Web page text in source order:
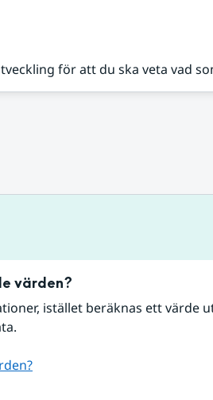
för att du ska veta vad
värden?
istället beräknas ett värde